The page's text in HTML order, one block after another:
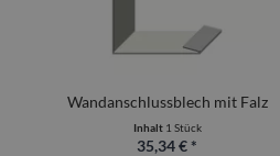
Wandanschlussblech mit Falz
Inhalt 1 Stück
35,34 € *